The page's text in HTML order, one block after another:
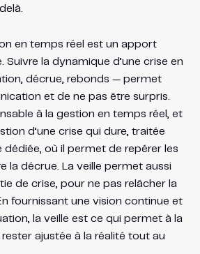
en temps réel est un apport
Suivre la dynamique d’une crise en
décrue, rebonds — permet
et de ne pas être surpris.
à la gestion en temps réel, et
d’une crise qui dure, traitée
dédiée, où il permet de repérer les
la décrue. La veille permet aussi
de crise, pour ne pas relâcher la
fournissant une vision continue et
la veille est ce qui permet à la
ajustée à la réalité tout au